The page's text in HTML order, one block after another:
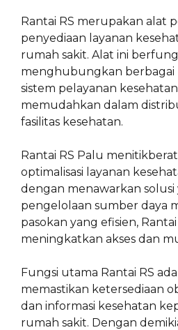
Rantai RS merupakan alat
penyediaan layanan
rumah sakit. Alat ini
menghubungkan berbagai
sistem pelayanan
memudahkan dalam
fasilitas kesehatan.
Rantai RS Palu
optimalisasi layanan
dengan menawarkan
pengelolaan sumber daya
pasokan yang efisien,
meningkatkan akses dan
Fungsi utama Rantai RS
memastikan ketersediaan
dan informasi kesehatan
rumah sakit. Dengan